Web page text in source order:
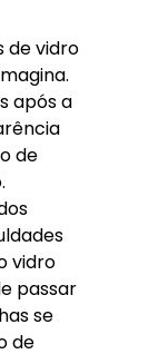
de vidro
após a
de
vidro
passar
se
de